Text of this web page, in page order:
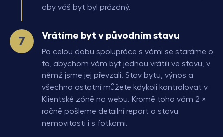
aby váš byt byl prázdný.
Vrátíme byt v původním stavu
Po celou dobu spolupráce s vámi se staráme o
to, abychom vám byt jednou vrátili ve stavu, v
němž jsme jej převzali. Stav bytu, výnos a
všechno ostatní můžete kdykoli kontrolovat v
Klientské zóně na webu. Kromě toho vám 2 ×
ročně pošleme detailní report o stavu
nemovitosti i s fotkami.